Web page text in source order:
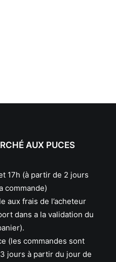
AUX PUCES
17h (à partir de 2 jours
commande)
aux frais de l’acheteur
dans a la validation du
(les commandes sont
jours à partir du jour de